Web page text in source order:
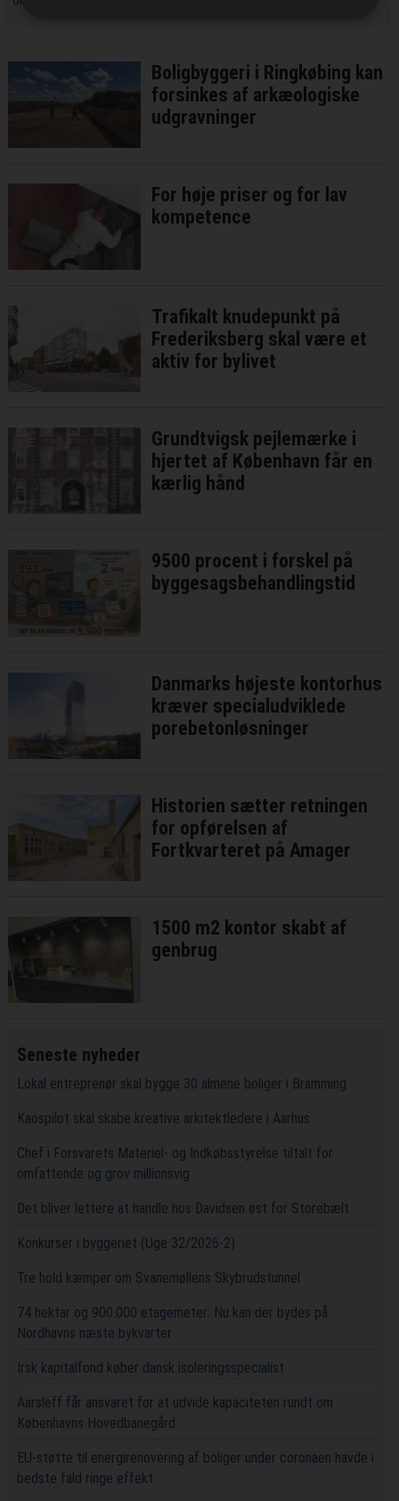
Boligbyggeri i Ringkøbing kan
forsinkes af arkæologiske
udgravninger
For høje priser og for lav
kompetence
Trafikalt knudepunkt på
Frederiksberg skal være et
aktiv for bylivet
Grundtvigsk pejlemærke i
hjertet af København får en
kærlig hånd
9500 procent i forskel på
byggesagsbehandlingstid
Danmarks højeste kontorhus
kræver specialudviklede
porebetonløsninger
Historien sætter retningen
for opførelsen af
Fortkvarteret på Amager
1500 m2 kontor skabt af
genbrug
Seneste nyheder
Lokal entreprenør skal bygge 30 almene boliger i Bramming
Kaospilot skal skabe kreative arkitektledere i Aarhus
Chef i Forsvarets Materiel- og Indkøbsstyrelse tiltalt for
omfattende og grov millionsvig
Det bliver lettere at handle hos Davidsen øst for Storebælt
Konkurser i byggeriet (Uge 32/2026-2)
Tre hold kæmper om Svanemøllens Skybrudstunnel
74 hektar og 900.000 etagemeter: Nu kan der bydes på
Nordhavns næste bykvarter
Irsk kapitalfond køber dansk isoleringsspecialist
Aarsleff får ansvaret for at udvide kapaciteten rundt om
Københavns Hovedbanegård
EU-støtte til energirenovering af boliger under coronaen havde i
bedste fald ringe effekt